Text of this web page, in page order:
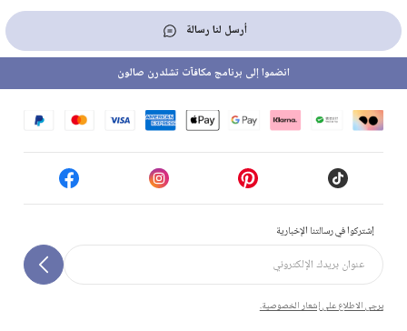
أرسل لنا رسالة
إشتركوا في رسالتنا الإخبارية
يرجى الاطلاع على إشعار الخصوصية.
انضموا إلى برنامج مكافآت تشلدرن صالون